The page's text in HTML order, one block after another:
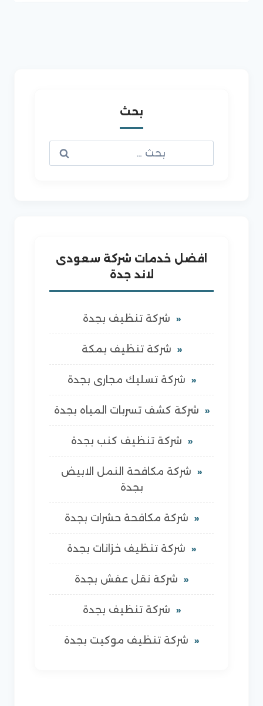
بحث
عن:
افضل خدمات شركة سعودى
لاند جدة
شركة تنظيف بجدة
شركة تنظيف بمكة
شركة تسليك مجارى بجدة
شركة كشف تسربات المياه بجدة
شركة تنظيف كنب بجدة
شركة مكافحة النمل الابيض
بجدة
شركة مكافحة حشرات بجدة
شركة تنظيف خزانات بجدة
شركة نقل عفش بجدة
شركة تنظيف بجدة
شركة تنظيف موكيت بجدة